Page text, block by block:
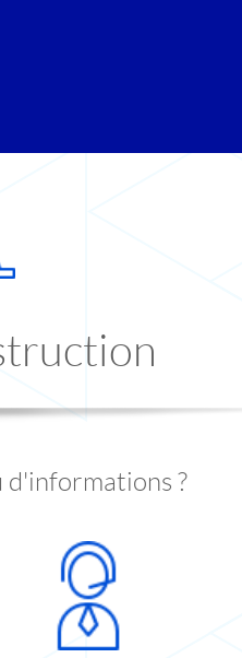
d'informations ?